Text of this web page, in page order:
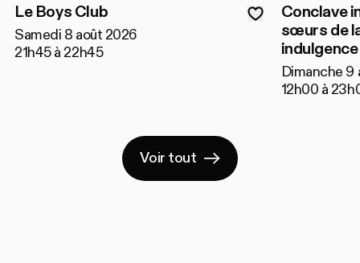
Le Boys Club
Samedi 8 août 2026
21h45 à 22h45
Conclave
sœurs de
indulgence
Dimanche 9
12h00 à
Voir tout